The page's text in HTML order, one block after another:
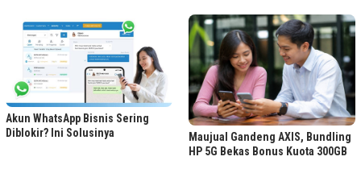
Akun WhatsApp Bisnis Sering
Diblokir? Ini Solusinya
Maujual Gandeng AXIS, Bundling
HP 5G Bekas Bonus Kuota 300GB